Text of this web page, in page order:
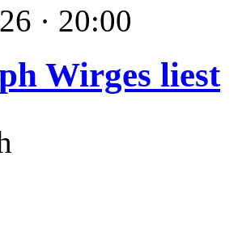
· 20:00
Wirges liest